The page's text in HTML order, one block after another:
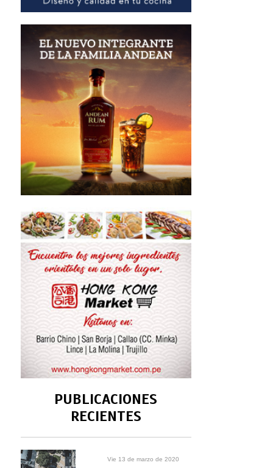
PUBLICACIONES
RECIENTES
Vie 13 de marzo de 2020